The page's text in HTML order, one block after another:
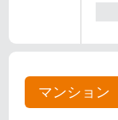
マンション